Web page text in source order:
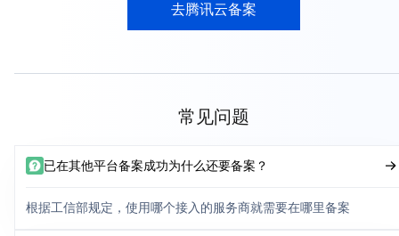
去腾讯云备案
常见问题
已在其他平台备案成功为什么还要备案？
根据工信部规定，使用哪个接入的服务商就需要在哪里备案